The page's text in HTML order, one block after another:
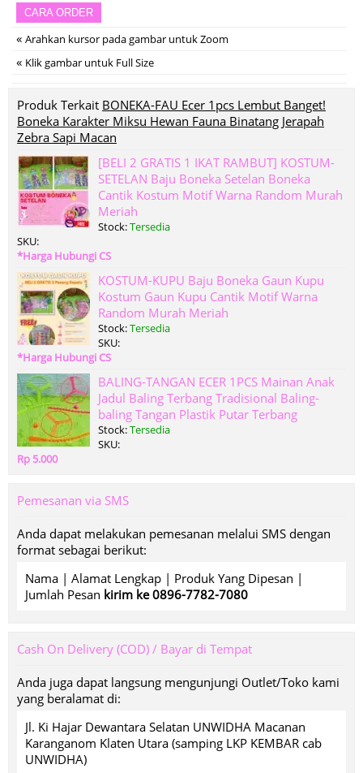
CARA ORDER
« Arahkan kursor pada gambar untuk Zoom
« Klik gambar untuk Full Size
Produk Terkait BONEKA-FAU Ecer 1pcs Lembut Banget!
Boneka Karakter Miksu Hewan Fauna Binatang Jerapah
Zebra Sapi Macan
[BELI 2 GRATIS 1 IKAT RAMBUT] KOSTUM-
SETELAN Baju Boneka Setelan Boneka
Cantik Kostum Motif Warna Random Murah
Meriah
Stock:Tersedia
SKU:
*Harga Hubungi CS
KOSTUM-KUPU Baju Boneka Gaun Kupu
Kostum Gaun Kupu Cantik Motif Warna
Random Murah Meriah
Stock:Tersedia
SKU:
*Harga Hubungi CS
BALING-TANGAN ECER 1PCS Mainan Anak
Jadul Baling Terbang Tradisional Baling-
baling Tangan Plastik Putar Terbang
Stock:Tersedia
SKU:
Rp 5.000
Pemesanan via SMS
Anda dapat melakukan pemesanan melalui SMS dengan
format sebagai berikut:
Nama | Alamat Lengkap | Produk Yang Dipesan |
Jumlah Pesan kirim ke 0896-7782-7080
Cash On Delivery (COD) / Bayar di Tempat
Anda juga dapat langsung mengunjungi Outlet/Toko kami
yang beralamat di:
Jl. Ki Hajar Dewantara Selatan UNWIDHA Macanan
Karanganom Klaten Utara (samping LKP KEMBAR cab
UNWIDHA)